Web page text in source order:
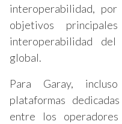
interoperabilidad,
objetivos
interoperabilidad
global.
Para Garay,
plataformas
entre los